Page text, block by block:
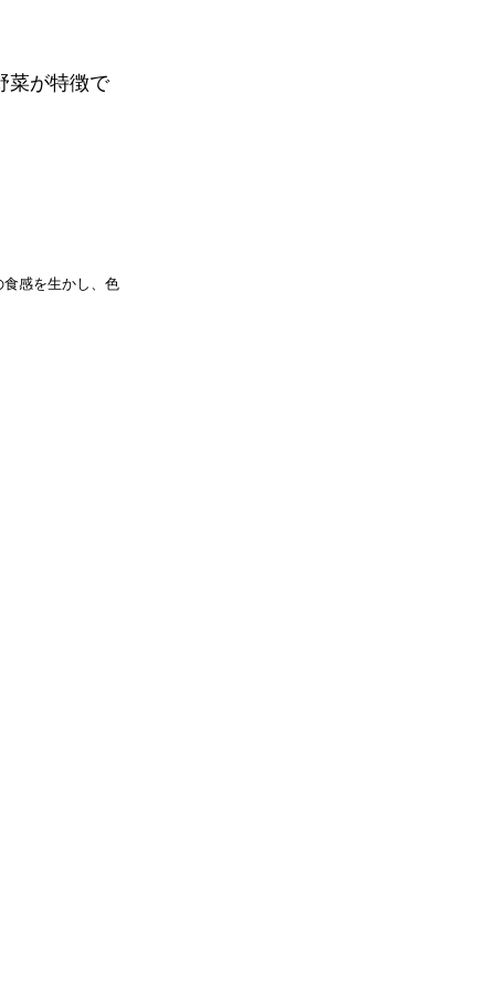
菜が特徴で
感を生かし、色